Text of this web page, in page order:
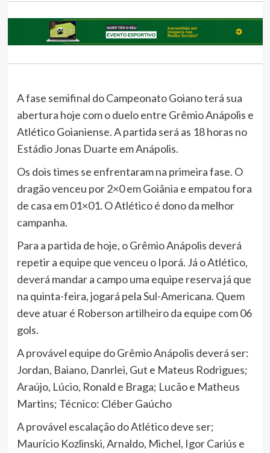
A fase semifinal do Campeonato Goiano terá sua
abertura hoje com o duelo entre Grêmio Anápolis e
Atlético Goianiense. A partida será as 18 horas no
Estádio Jonas Duarte em Anápolis.
Os dois times se enfrentaram na primeira fase. O
dragão venceu por 2×0 em Goiânia e empatou fora
de casa em 01×01. O Atlético é dono da melhor
campanha.
Para a partida de hoje, o Grêmio Anápolis deverá
repetir a equipe que venceu o Iporá. Já o Atlético,
deverá mandar a campo uma equipe reserva já que
na quinta-feira, jogará pela Sul-Americana. Quem
deve atuar é Roberson artilheiro da equipe com 06
gols.
A provável equipe do Grêmio Anápolis deverá ser:
Jordan, Baiano, Danrlei, Gut e Mateus Rodrigues;
Araújo, Lúcio, Ronald e Braga; Lucão e Matheus
Martins; Técnico: Cléber Gaúcho
A provável escalação do Atlético deve ser;
Maurício Kozlinski, Arnaldo, Michel, Igor Cariús e